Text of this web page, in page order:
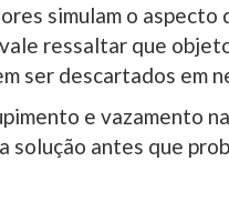
simulam o aspecto
ressaltar que
ser descartados em
e vazamento
solução antes que